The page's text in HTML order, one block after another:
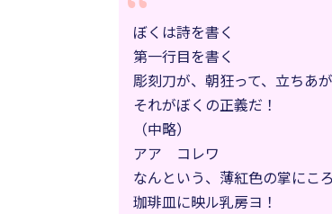
ぼくは詩を書く
第一行目を書く
彫刻刀が、朝狂って、立ちあ
それがぼくの正義だ！
（中略）
アア コレワ
なんという、薄紅色の掌にこ
珈琲皿に映ル乳房ヨ！